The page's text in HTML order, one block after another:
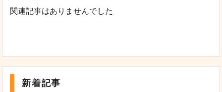
関連記事はありませんでした
新着記事